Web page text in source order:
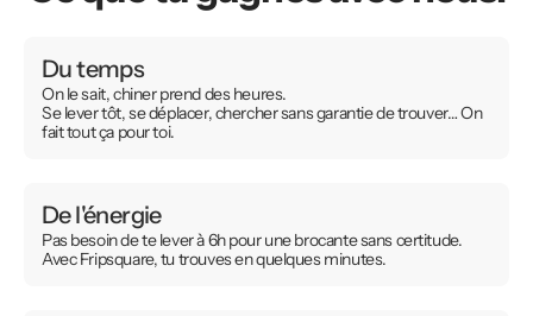
Du temps
On le sait, chiner prend des heures.
Se lever tôt, se déplacer, chercher sans garantie de trouver… On
fait tout ça pour toi.
De l'énergie
Pas besoin de te lever à 6h pour une brocante sans certitude.
Avec Fripsquare, tu trouves en quelques minutes.